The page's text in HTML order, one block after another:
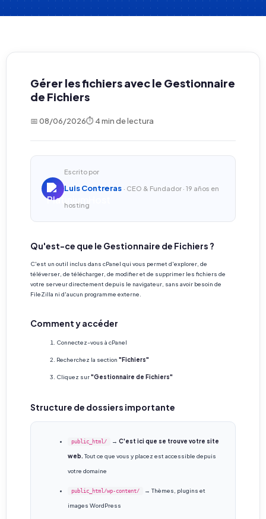
Gérer les fichiers avec le Gestionnaire
de Fichiers
📅 08/06/2026⏱ 4 min de lectura
Escrito por
Luis Contreras · CEO & Fundador · 19 años en
hosting
Qu'est-ce que le Gestionnaire de Fichiers ?
C'est un outil inclus dans cPanel qui vous permet d'explorer, de
téléverser, de télécharger, de modifier et de supprimer les fichiers de
votre serveur directement depuis le navigateur, sans avoir besoin de
FileZilla ni d'aucun programme externe.
Comment y accéder
Connectez-vous à cPanel
Recherchez la section "Fichiers"
Cliquez sur"Gestionnaire de Fichiers"
Structure de dossiers importante
public_html/ → C'est ici que se trouve votre site
web. Tout ce que vous y placez est accessible depuis
votre domaine
public_html/wp-content/ → Thèmes, plugins et
images WordPress